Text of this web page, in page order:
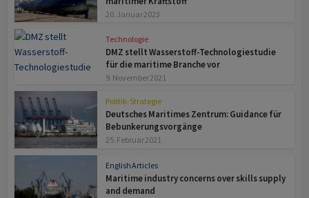
20. Januar 2023
Technologie
DMZ stellt Wasserstoff-Technologiestudie
für die maritime Branche vor
9. November 2021
Politik: Strategie
Deutsches Maritimes Zentrum: Guidance für
Bebunkerungsvorgänge
25. Februar 2021
English Articles
Maritime industry concerns over skills supply
and demand